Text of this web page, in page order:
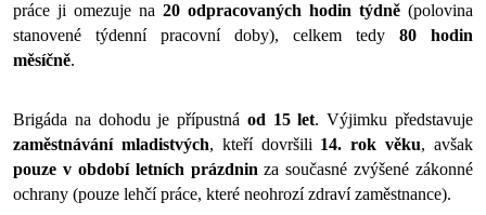
práce ji omezuje na 20 odpracovaných hodin týdně (polovina
stanovené týdenní pracovní doby), celkem tedy 80 hodin
měsíčně.
Brigáda na dohodu je přípustná od 15 let
zaměstnávání mladistvých, kteří dovršili 14. rok věku
pouze v období letních prázdnin za současné zvýšené zákonné
ochrany (pouze lehčí práce, které neohrozí zdraví zaměstnance).